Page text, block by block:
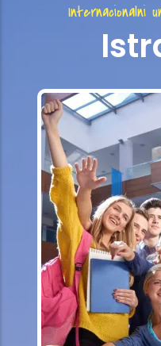
Internacionalni